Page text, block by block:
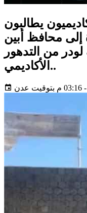
يطالبون
إلى محافظ أبين
لودر من التدهور
الأكاديمي..